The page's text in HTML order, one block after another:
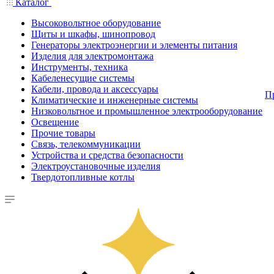
Каталог
Высоковольтное оборудование
Щиты и шкафы, шинопровод
Генераторы электроэнергии и элементы питания
Изделия для электромонтажа
Инструменты, техника
Кабеленесущие системы
Кабели, провода и аксессуары
Климатические и инженерные системы
Низковольтное и промышленное электрооборудование
Освещение
Прочие товары
Связь, телекоммуникации
Устройства и средства безопасности
Электроустановочные изделия
Твердотопливные котлы